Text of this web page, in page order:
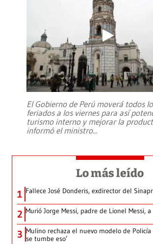
El Gobierno de Perú moverá todos
feriados a los viernes para así
turismo interno y mejorar la
informó el ministro...
Lo más leído
1 Fallece José Donderis, exdirector del
2 Murió Jorge Messi, padre de Lionel Messi,
3 Mulino rechaza el nuevo modelo de Policía
se tumbe eso’